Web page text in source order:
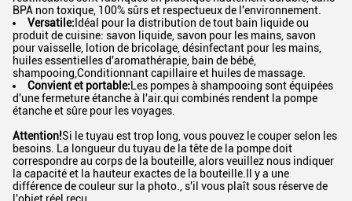
BPA non toxique, 100% sûrs et respectueux de l'environnement.
Versatile: Idéal pour la distribution de tout bain liquide ou
produit de cuisine: savon liquide, savon pour les mains, savon
pour vaisselle, lotion de bricolage, désinfectant pour les mains,
huiles essentielles d'aromathérapie, bain de bébé,
shampooing,Conditionnant capillaire et huiles de massage.
Convient et portable: Les pompes à shampooing sont équipées
d'une fermeture étanche à l'air.qui combinés rendent la pompe
étanche et sûre pour les voyages.
Attention!Si le tuyau est trop long, vous pouvez le couper selon les
besoins. La longueur du tuyau de la tête de la pompe doit
correspondre au corps de la bouteille, alors veuillez nous indiquer
la capacité et la hauteur exactes de la bouteille.Il y a une
différence de couleur sur la photo., s'il vous plaît sous réserve de